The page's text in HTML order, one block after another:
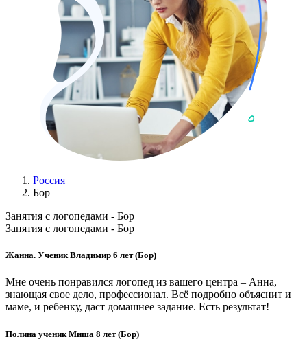
Россия
Бор
Занятия с логопедами - Бор
Занятия с логопедами - Бор
Жанна. Ученик Владимир 6 лет (Бор)
Мне очень понравился логопед из вашего центра – Анна,
знающая свое дело, профессионал. Всё подробно объяснит и
маме, и ребенку, даст домашнее задание. Есть результат!
Полина ученик Миша 8 лет (Бор)